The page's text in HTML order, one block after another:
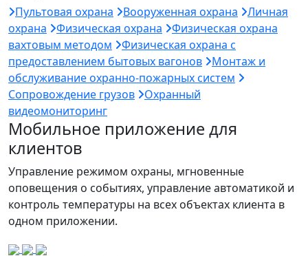
Пультовая охрана Вооруженная охрана
Личная
охрана
Физическая охрана
Физическая охрана
вахтовым методом
Физическая охрана с
предоставлением бытовых вагонов
Монтаж и
обслуживание охранно-пожарных систем
Сопровождение грузов
Охранный
видеомониторинг
Мобильное приложение для
клиентов
Управление режимом охраны, мгновенные
оповещения о событиях, управление автоматикой и
контроль температуры на всех объектах клиента в
одном приложении.